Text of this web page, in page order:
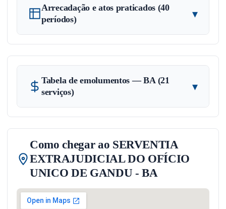
Arrecadação e atos praticados (40
períodos)
▾
Tabela de emolumentos — BA (21
serviços)
▾
Como chegar ao SERVENTIA
EXTRAJUDICIAL DO OFÍCIO
UNICO DE GANDU - BA